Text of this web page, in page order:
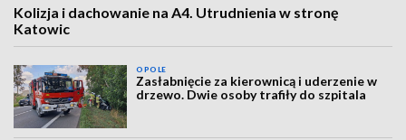
Kolizja i dachowanie na A4. Utrudnienia w stronę
Katowic
OPOLE
Zasłabnięcie za kierownicą i uderzenie w
drzewo. Dwie osoby trafiły do szpitala